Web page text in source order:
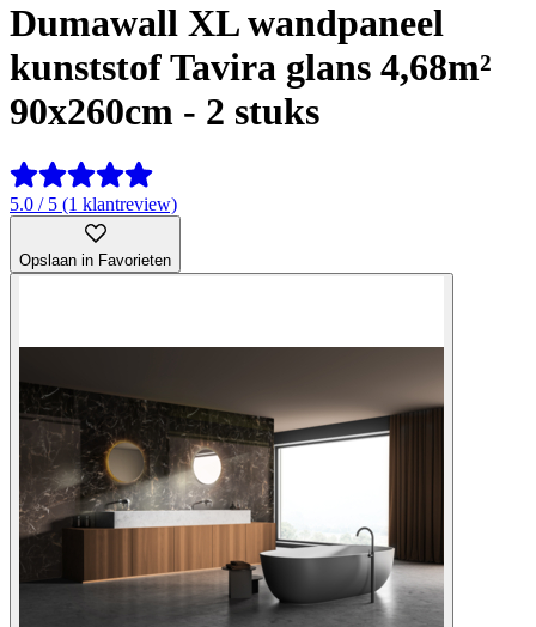
Dumawall XL wandpaneel
kunststof Tavira glans 4,68m²
90x260cm - 2 stuks
5.0 / 5 (1 klantreview)
Opslaan in Favorieten